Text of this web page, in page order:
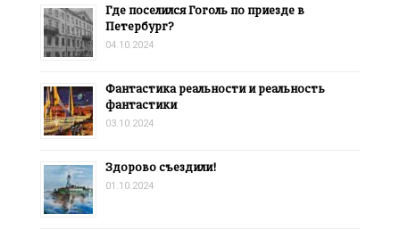
Где поселился Гоголь по приезде в
Петербург?
04.10.2024
Фантастика реальности и реальность
фантастики
03.10.2024
Здорово съездили!
01.10.2024